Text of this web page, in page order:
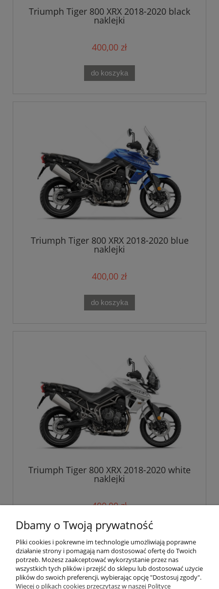
Triumph Tiger 800 XRX 2018-2020 black
naklejki
400,00 zł
do koszyka
Triumph Tiger 800 XRX 2018-2020 blue
naklejki
400,00 zł
do koszyka
Triumph Tiger 800 XRX 2018-2020 white
naklejki
400,00 zł
do koszyka
Pomoc
Dbamy o Twoją prywatność
Pliki cookies i pokrewne im technologie umożliwiają poprawne
działanie strony i pomagają nam dostosować ofertę do Twoich
potrzeb. Możesz zaakceptować wykorzystanie przez nas
wszystkich tych plików i przejść do sklepu lub dostosować użycie
plików do swoich preferencji, wybierając opcję "Dostosuj zgody".
Więcej o plikach cookies przeczytasz w naszej Polityce